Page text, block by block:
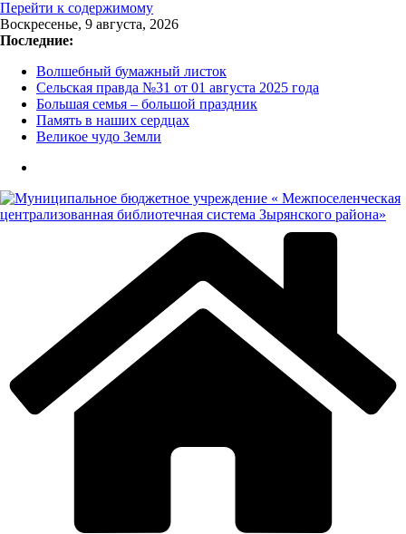
Перейти к содержимому
Воскресенье, 9 августа, 2026
Последние:
Волшебный бумажный листок
Сельская правда №31 от 01 августа 2025 года
Большая семья – большой праздник
Память в наших сердцах
Великое чудо Земли